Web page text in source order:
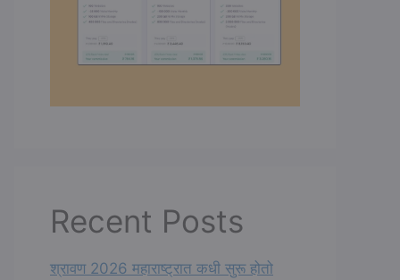
Recent Posts
श्रावण 2026 महाराष्ट्रात कधी सुरू होतो